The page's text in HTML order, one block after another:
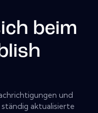
beim
und
aktualisierte